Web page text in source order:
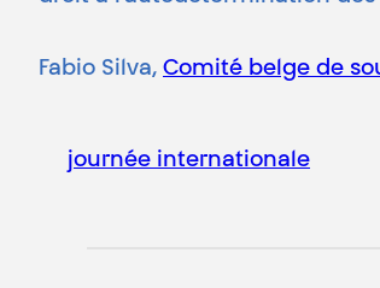
Fabio Silva, Comité belge de
journée internationale